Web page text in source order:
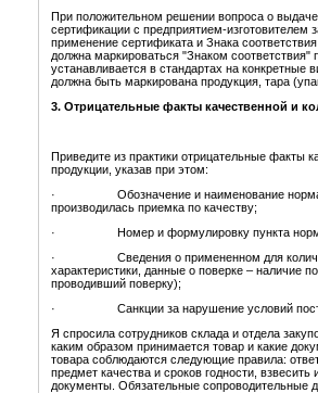
При положительном решении вопроса о
сертификации с предприятием-изготовителем
применение сертификата и Знака
должна маркироваться "Знаком
устанавливается в стандартах на
должна быть маркирована продукция, тара
3. Отрицательные факты качественной и
Приведите из практики отрицательные факты
продукции, указав при этом:
· Обозначение и наименование
производилась приемка по качеству;
· Номер и формулировку пункта
· Сведения о примененном для
характеристики, данные о поверке – наличие
проводивший поверку);
· Санкции за нарушение условий
Я спросила сотрудников склада и отдела
каким образом принимается товар и какие
товара соблюдаются следующие правила:
предмет качества и сроков годности,
документы. Обязательные сопроводительные